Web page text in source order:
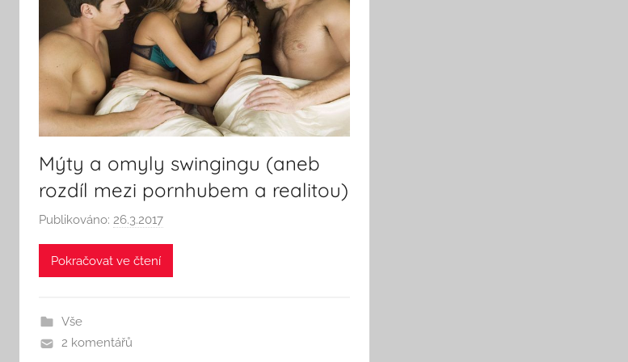
Mýty a omyly swingingu (aneb
rozdíl mezi pornhubem a realitou)
Publikováno: 26.3.2017
u
Pokračovat ve čtení
Vše
2 komentářů